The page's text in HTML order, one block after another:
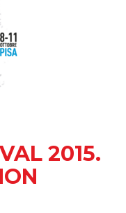
2015.